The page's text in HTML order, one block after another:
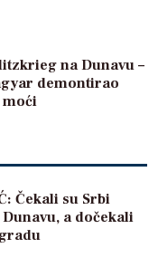
na Dunavu –
demontirao
moći
Čekali su Srbi
a dočekali